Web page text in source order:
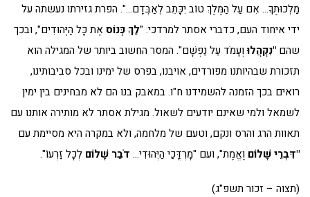
מַלְכוּתֶךָ… אִם עַל הַמֶּלֶךְ טוֹב יִכָּתֵב לְאַבְּדָם…". הפרת גזירתו נעשתה על
ידי איחוד העם, כדברי אסתר למרדכי: "לֵךְ כְּנוֹס אֶת כָּל הַיְּהוּדִים", ובכך
שהם "נִקְהֲלוּוְעָמֹד עַל נַפְשָׁם". המסר החשוב ביותר של המגילה הוא
תזכורת שבהיותנו מפורדים, אויבנו, בפרס של ימינו ובכל סביבותינו,
רואים בכך הזמנה להשמידנו ח"ו. במאבק בנו הם לא מבחינים בין ימין
לשמאל ולמי שאינם יודעים לשאול. מגילת אסתר לא מותירה אותנו עם
תאוות הרג והרס ונקם, וטעם של מלחמה, ולא במקרה היא מסיימת עם
"דִּבְרֵי שָׁלוֹם וֶאֱמֶת", ועם "מָרְדֳּכַי הַיְּהוּדִי… דֹבֵר שָׁלוֹם לְכָל זַרְעוֹ".
(תצוה – זכור תשפ"ג)